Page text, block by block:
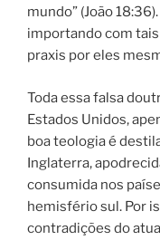
mundo” (João
importando com
praxis por eles
Toda essa falsa
Estados Unidos,
boa teologia é
Inglaterra,
consumida nos
hemisfério sul. Por
contradições do